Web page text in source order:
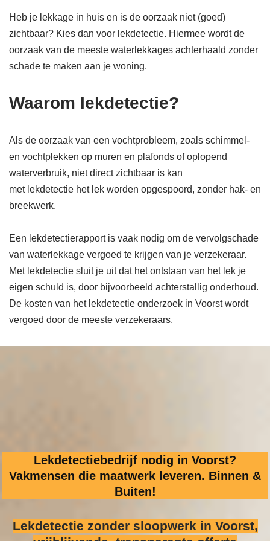
Heb je lekkage in huis en is de oorzaak niet (goed)
zichtbaar? Kies dan voor lekdetectie. Hiermee wordt de
oorzaak van de meeste waterlekkages achterhaald zonder
schade te maken aan je woning.
Waarom lekdetectie?
Als de oorzaak van een vochtprobleem, zoals schimmel-
en vochtplekken op muren en plafonds of oplopend
waterverbruik, niet direct zichtbaar is kan
met lekdetectie het lek worden opgespoord, zonder hak- en
breekwerk.
Een lekdetectierapport is vaak nodig om de vervolgschade
van waterlekkage vergoed te krijgen van je verzekeraar.
Met lekdetectie sluit je uit dat het ontstaan van het lek je
eigen schuld is, door bijvoorbeeld achterstallig onderhoud.
De kosten van het lekdetectie onderzoek in Voorst wordt
vergoed door de meeste verzekeraars.
Lekdetectiebedrijf nodig in Voorst?
Vakmensen die maatwerk leveren. Binnen &
Buiten!
Lekdetectie zonder sloopwerk in Voorst,